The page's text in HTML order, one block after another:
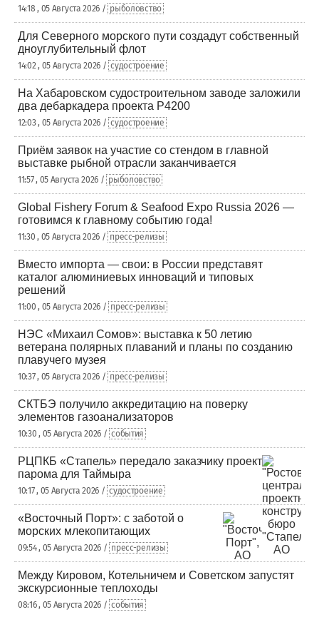
14:18 , 05 Августа 2026 / рыболовство
Для Северного морского пути создадут собственный
дноуглубительный флот
14:02 , 05 Августа 2026 / судостроение
На Хабаровском судостроительном заводе заложили
два дебаркадера проекта Р4200
12:03 , 05 Августа 2026 / судостроение
Приём заявок на участие со стендом в главной
выставке рыбной отрасли заканчивается
11:57 , 05 Августа 2026 / рыболовство
Global Fishery Forum & Seafood Expo Russia 2026 —
готовимся к главному событию года!
11:30 , 05 Августа 2026 / пресс-релизы
Вместо импорта — свои: в России представят
каталог алюминиевых инноваций и типовых
решений
11:00 , 05 Августа 2026 / пресс-релизы
НЭС «Михаил Сомов»: выставка к 50 летию
ветерана полярных плаваний и планы по созданию
плавучего музея
10:37 , 05 Августа 2026 / пресс-релизы
СКТБЭ получило аккредитацию на поверку
элементов газоанализаторов
10:30 , 05 Августа 2026 / события
РЦПКБ «Стапель» передало заказчику проект
парома для Таймыра
10:17 , 05 Августа 2026 / судостроение
«Восточный Порт»: с заботой о
морских млекопитающих
09:54 , 05 Августа 2026 / пресс-релизы
Между Кировом, Котельничем и Советском запустят
экскурсионные теплоходы
08:16 , 05 Августа 2026 / события